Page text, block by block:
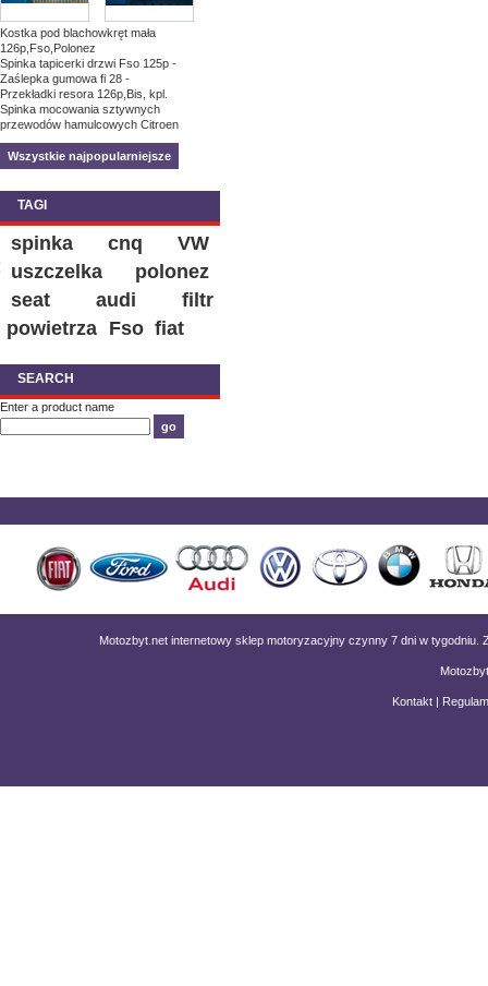
Kostka pod blachowkręt mała
126p,Fso,Polonez
Spinka tapicerki drzwi Fso 125p -
Zaślepka gumowa fi 28 -
Przekładki resora 126p,Bis, kpl.
Spinka mocowania sztywnych
przewodów hamulcowych Citroen
Wszystkie najpopularniejsze
TAGI
spinka cnq
VW
uszczelka
polonez
seat
audi
filtr
powietrza Fso fiat
SEARCH
Enter a product name
Motozbyt.net internetowy sklep motoryzacyjny czynny 7 dni w
Kontakt|